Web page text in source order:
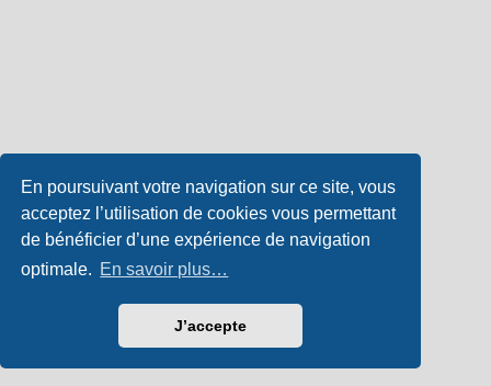
En poursuivant votre navigation sur ce site, vous
acceptez l’utilisation de cookies vous permettant
de bénéficier d’une expérience de navigation
optimale. En savoir plus…
J’accepte